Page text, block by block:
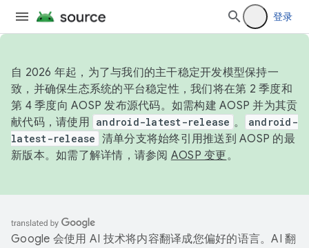
登录
自 2026 年起，为了与我们的主干稳定开发模型保持一
致，并确保生态系统的平台稳定性，我们将在第 2 季度和
第 4 季度向 AOSP 发布源代码。如需构建 AOSP 并为其贡
献代码，请使用 android-latest-release 。
android-
latest-release 清单分支将始终引用推送到 AOSP 的最
新版本。如需了解详情，请参阅 AOSP 变更。
Google 会使用 AI 技术将内容翻译成您偏好的语言。AI 翻